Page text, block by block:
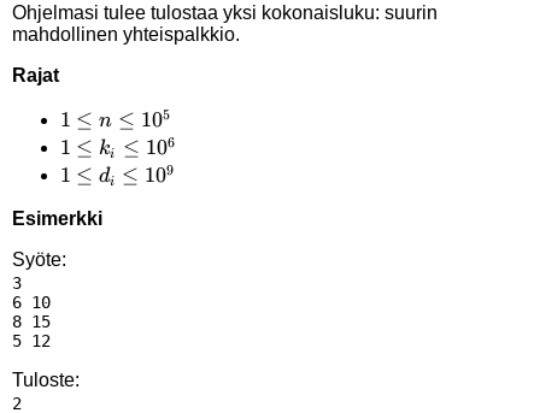
Ohjelmasi tulee tulostaa yksi kokonaisluku: suurin
mahdollinen yhteispalkkio.
Rajat
1 \le
n
\le
1 ≤ n ≤ 105
1 \le
k_i
10^6
1 ≤ ki ≤ 106
1 \le
\le
10^9
1 ≤ di ≤ 109
Esimerkki
Syöte:
3
6 10
8 15
5 12
Tuloste:
2